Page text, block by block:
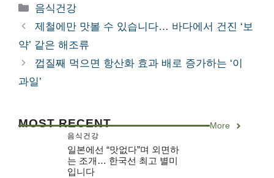
카
테
리
음식건강
제철에만 맛볼 수 있습니다… 바다에서 건진 ‘보
약’ 같은 해조류
껍질째 먹으면 항산화 효과 배로 증가하는 ‘이
과일’
MOST RECENT More
음식건강
일본에선 “맛없다”며 외면하
는 조개… 한국선 최고 별미
입니다